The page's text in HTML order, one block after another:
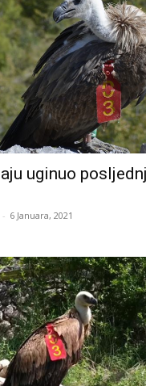
uginuo
- 6 Januara, 2021